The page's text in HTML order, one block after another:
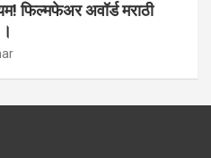
फिल्मफेअर अवॉर्ड मराठी